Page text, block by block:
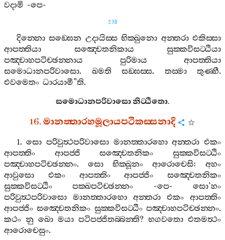
වදාමි -පෙ-
238
දින‍්නො සඞ‍්ඝෙන උදායිස‍්ස භික‍්ඛුනො අන‍්තරා එකිස‍්සා
ආපත‍්තියා
සඤ‍්චෙතනිකාය
සුක‍්කවිසට‍්ඨියා
පඤ‍්චාහපටිච‍්ඡන‍්නාය
පුරිමාය
ආපත‍්තියා
සමොධානපරිවාසො. ඛමති සඞ‍්ඝස‍්ස. තස‍්මා තුණ‍්හී.
එවමෙතං ධාරයාමී”ති.
සමොධානපරිවාසොනිට‍්ඨිතො.
16.මානත‍්තාරහමූලායපටිකස‍්සනාදි
1.සො පරිවුත්‍ථපරිවාසො මානත‍්තාරහො අන‍්තරා එකං
ආපත‍්තිං
ආපජ‍්ජි සඤ‍්චෙතනිකං
සුක‍්කවිසට‍්ඨිං
පඤ‍්චාහපටිච‍්ඡන‍්නං. සො භික‍්ඛූනං ආරොචෙසි: අහං
ආවුසො
එකං ආපත‍්තිං ආපජ‍්ජිං
සඤ‍්චෙතනිකං
සුක‍්කවිසට‍්ඨිං
පක‍්ඛපටිච‍්ඡන‍්නං -පෙ-සො’හං
පරිවුත්‍ථපරිවාසො
මානත‍්තාරහො අන‍්තරා එකං
ආපත‍්තිං
ආපජ‍්ජිං සඤ‍්චෙතනිකං සුක‍්කවිසට‍්ඨිං පඤ‍්චාහපටිච‍්ඡන‍්නං.
කථං නු ඛො මයා පටිපජ‍්ජිතබ‍්බන‍්ති? භගවතො එතමත්‍ථං
ආරොචෙසුං.